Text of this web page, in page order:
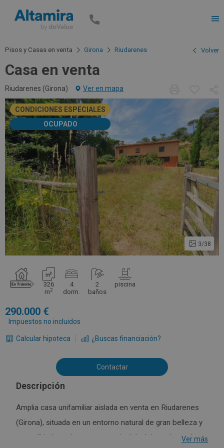
Pisos y Casas en venta Girona Riudarenes Volver
Casa en venta
Riudarenes (Girona) Ver en mapa
CONDICIONES ESPECIALES
OCUPADO
3/38
326
m2
4
dorm.
2
baños
piscina
290.000
Impuestos no incluidos
Calcular hipoteca ¿Buscas financiación?
Contactar
Descripción
Amplia casa unifamiliar aislada en venta en Riudarenes
(Girona), situada en un entorno natural de gran belleza y
tranquilidad, totalmente apartada del núcleo urbano. La
Ver más